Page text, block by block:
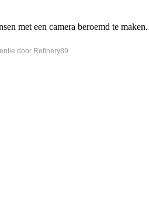
met een camera beroemd te maken.
door Refinery89